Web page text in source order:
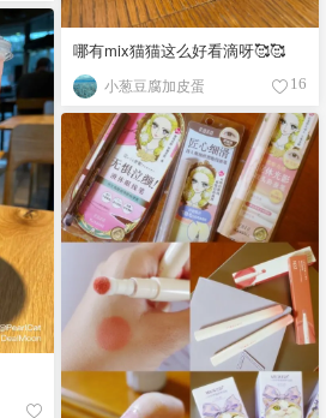
哪有mix猫猫这么好看滴呀🥰🥰
小葱豆腐加皮蛋 16